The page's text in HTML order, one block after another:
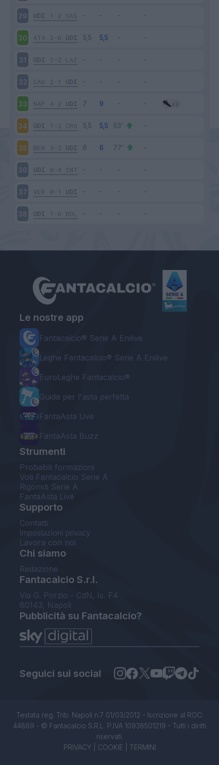
29 UDI 1-2 SAS
30 ATA 2-0 UDI
31 UDI 1-2 LAZ
32 CAG 2-1 UDI
33 NAP 4-2 UDI
34 UDI 1-2 CRO
35 BEN 3-3 UDI
36 UDI 0-4 INT
37 VER 0-1 UDI
38 UDI 1-0 BOL
Le nostre app
Fantacalcio® Serie A Enilive
Leghe Fantacalcio® Serie A Enilive
EuroLeghe Fantacalcio®
Guida per l'asta perfetta
FantaAsta Live
FantaAsta Buzz
Strumenti
Probabili formazioni
Voti Fantacalcio Serie A
Rigoristi Serie A
FantaAsta Live
Supporto
Contatti
Impostazioni privacy
Lavora con noi
Chi siamo
Redazione
Fantacalcio S.r.l.
Via G. Porzio - CdN, Is. F4
80143, Napoli
Pubblicità su Fantacalcio?
Seguici sui social
Testata reg. Trib. Napoli n.7 01/03/2012 - Iscrizione al ROC:
44869 - © Fantacalcio S.R.L. P.IVA 10938501219 - Tutti i diritti
riservati.
PRIVACY| COOKIE TERMINI